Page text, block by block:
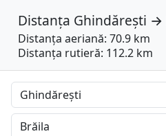
Distanța Ghindărești →
Distanța aeriană: 70.9 km
Distanța rutieră: 112.2 km